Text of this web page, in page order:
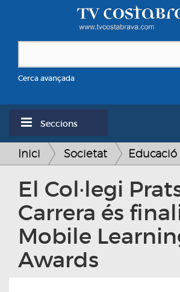
Cerca avançada
Seccions
Inici Societat Educació
El Col·legi
Carrera és
Mobile
Awards